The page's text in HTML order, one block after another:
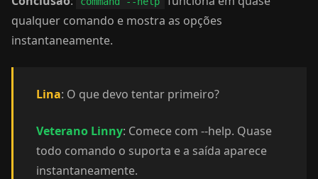
qualquer comando e mostra as opções
instantaneamente.
Lina: O que devo tentar primeiro?
Veterano Linny: Comece com --help. Quase
todo comando o suporta e a saída aparece
instantaneamente.